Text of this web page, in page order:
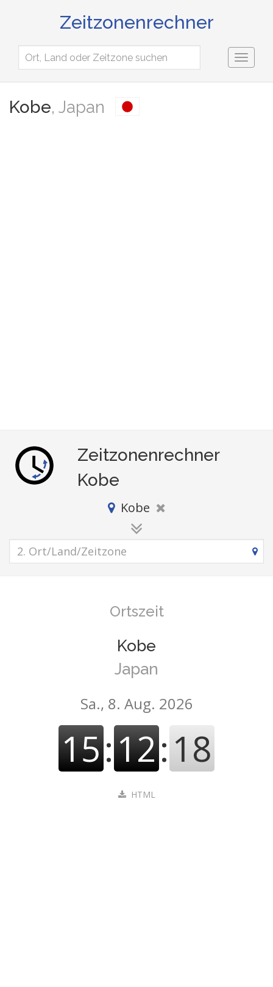
Zeitzonenrechner
Toggle
Kobe, Japan
Zeitzonenrechner
Kobe
Kobe
Ortszeit
Kobe
Japan
Sa., 8. Aug. 2026
15:12:19
HTML